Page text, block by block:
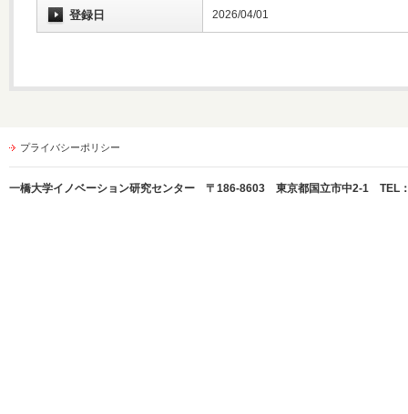
登録日 2026/04/01
プライバシーポリシー
一橋大学イノベーション研究センター 〒186-8603 東京都国立市中2-1 TEL